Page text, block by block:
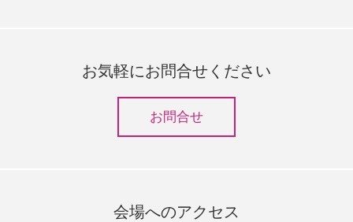
お気軽にお問合せください
お問合せ
会場へのアクセス